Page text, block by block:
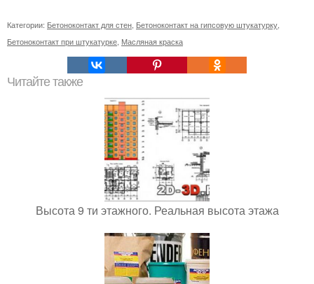
Категории: Бетоноконтакт для стен Бетоноконтакт на гипсовую штукатурку
Бетоноконтакт при штукатурке Масляная краска
Читайте также
Высота 9 ти этажного. Реальная высота этажа